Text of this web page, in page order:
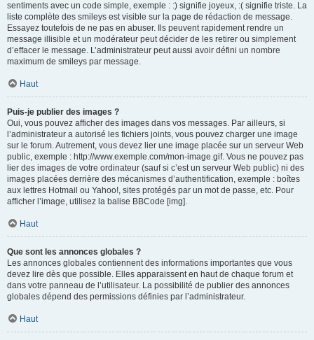
sentiments avec un code simple, exemple : :) signifie joyeux, :( signifie triste. La
liste complète des smileys est visible sur la page de rédaction de message.
Essayez toutefois de ne pas en abuser. Ils peuvent rapidement rendre un
message illisible et un modérateur peut décider de les retirer ou simplement
d’effacer le message. L’administrateur peut aussi avoir défini un nombre
maximum de smileys par message.
Haut
Puis-je publier des images ?
Oui, vous pouvez afficher des images dans vos messages. Par ailleurs, si
l’administrateur a autorisé les fichiers joints, vous pouvez charger une image
sur le forum. Autrement, vous devez lier une image placée sur un serveur Web
public, exemple : http://www.exemple.com/mon-image.gif. Vous ne pouvez pas
lier des images de votre ordinateur (sauf si c’est un serveur Web public) ni des
images placées derrière des mécanismes d’authentification, exemple : boîtes
aux lettres Hotmail ou Yahoo!, sites protégés par un mot de passe, etc. Pour
afficher l’image, utilisez la balise BBCode [img].
Haut
Que sont les annonces globales ?
Les annonces globales contiennent des informations importantes que vous
devez lire dès que possible. Elles apparaissent en haut de chaque forum et
dans votre panneau de l’utilisateur. La possibilité de publier des annonces
globales dépend des permissions définies par l’administrateur.
Haut